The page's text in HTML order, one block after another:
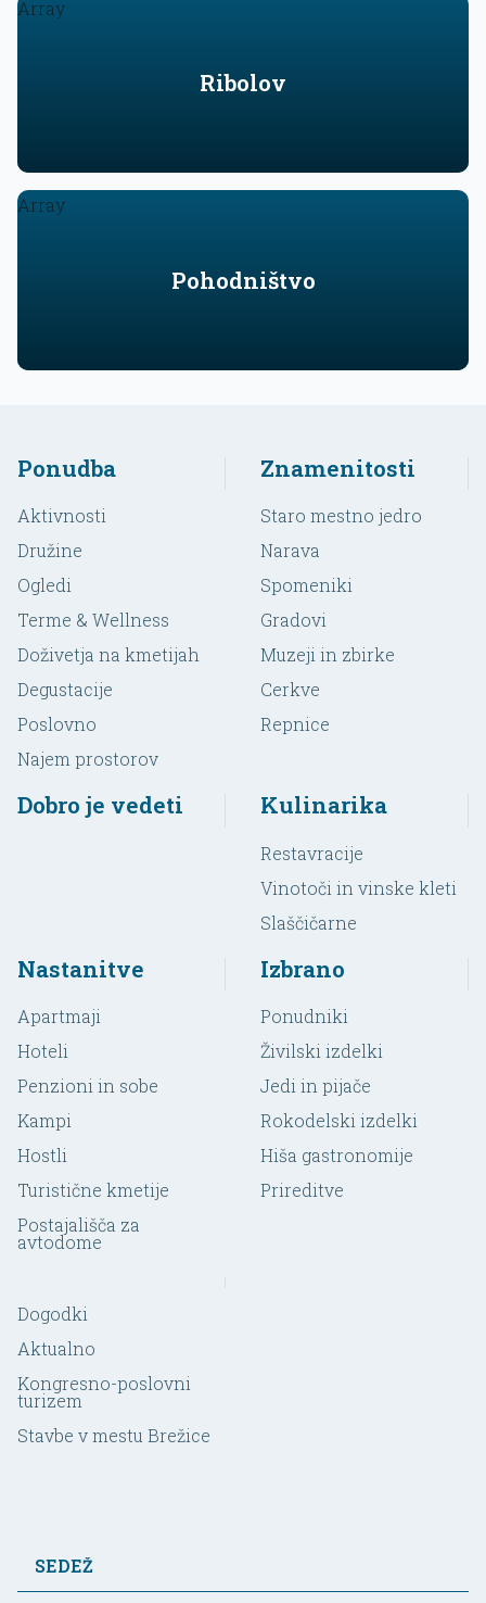
Ribolov
Array
Pohodništvo
Array
Ponudba
Aktivnosti
Družine
Ogledi
Terme & Wellness
Doživetja na kmetijah
Degustacije
Poslovno
Najem prostorov
Znamenitosti
Staro mestno jedro
Narava
Spomeniki
Gradovi
Muzeji in zbirke
Cerkve
Repnice
Dobro je vedeti Kulinarika
Restavracije
Vinotoči in vinske kleti
Slaščičarne
Nastanitve
Apartmaji
Hoteli
Penzioni in sobe
Kampi
Hostli
Turistične kmetije
Postajališča za
avtodome
Izbrano
Ponudniki
Živilski izdelki
Jedi in pijače
Rokodelski izdelki
Hiša gastronomije
Prireditve
Dogodki
Aktualno
Kongresno-poslovni
turizem
Stavbe v mestu Brežice
SEDEŽ